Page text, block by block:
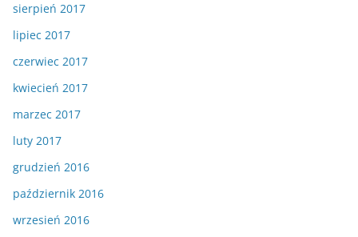
sierpień 2017
lipiec 2017
czerwiec 2017
kwiecień 2017
marzec 2017
luty 2017
grudzień 2016
październik 2016
wrzesień 2016